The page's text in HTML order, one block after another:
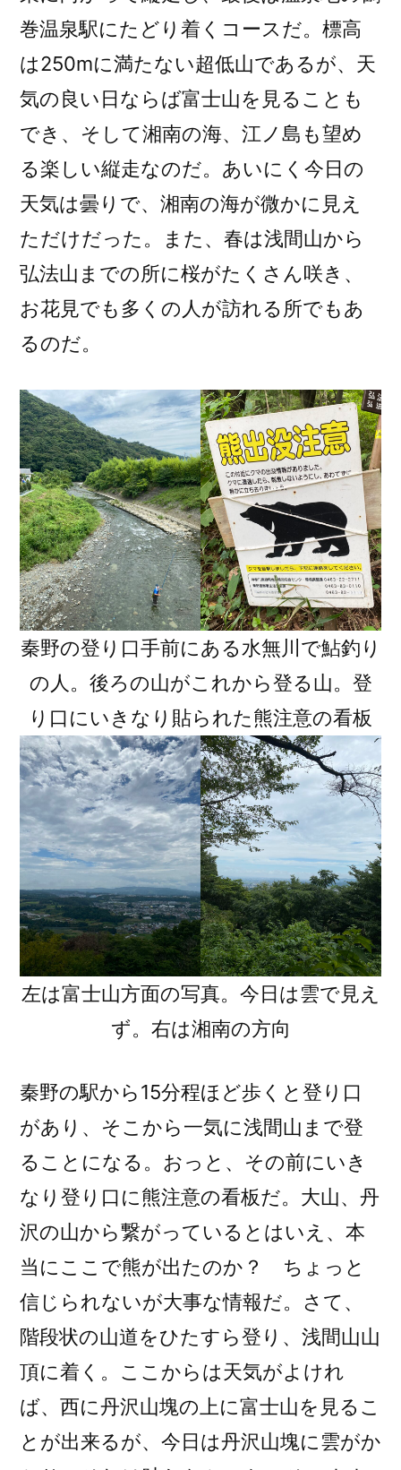
巻温泉駅にたどり着くコースだ。標高
は250mに満たない超低山であるが、天
気の良い日ならば富士山を見ることも
でき、そして湘南の海、江ノ島も望め
る楽しい縦走なのだ。あいにく今日の
天気は曇りで、湘南の海が微かに見え
ただけだった。また、春は浅間山から
弘法山までの所に桜がたくさん咲き、
お花見でも多くの人が訪れる所でもあ
るのだ。
秦野の登り口手前にある水無川で鮎釣り
の人。後ろの山がこれから登る山。登
り口にいきなり貼られた熊注意の看板
左は富士山方面の写真。今日は雲で見え
ず。右は湘南の方向
秦野の駅から15分程ほど歩くと登り口
があり、そこから一気に浅間山まで登
ることになる。おっと、その前にいき
なり登り口に熊注意の看板だ。大山、丹
沢の山から繋がっているとはいえ、本
当にここで熊が出たのか？ ちょっと
信じられないが大事な情報だ。さて、
階段状の山道をひたすら登り、浅間山山
頂に着く。ここからは天気がよけれ
ば、西に丹沢山塊の上に富士山を見るこ
とが出来るが、今日は丹沢山塊に雲がか